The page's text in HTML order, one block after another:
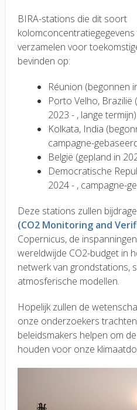
BIRA-stations die dit soort
verzamelen voor
bevinden op:
Réunion (begonnen
Porto Velho,
2023 - , lange termijn)
Kolkata, India
campagne-
België (gepland in
Democratische
2024 - , campagne-
Deze stations zullen
(CO2 Monitoring and
Copernicus, de
wereldwijde CO2-budget in
netwerk van grondstations,
atmosferische modellen.
Hopelijk zullen de
onze onderzoekers
beleidsmakers helpen om
houden voor onze